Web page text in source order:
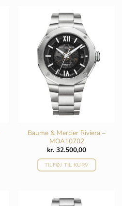
Baume & Mercier Riviera –
MOA10702
kr. 32.500,00
TILFØJ TIL KURV